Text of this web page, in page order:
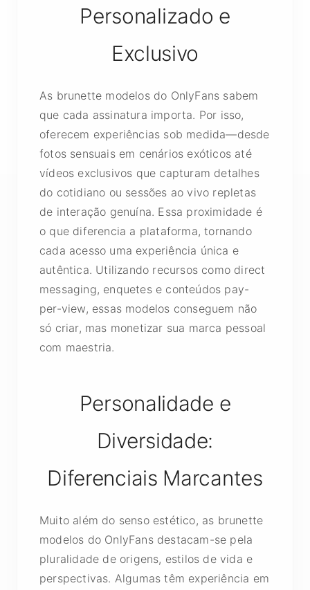
Personalizado e
Exclusivo
As brunette modelos do OnlyFans sabem
que cada assinatura importa. Por isso,
oferecem experiências sob medida—desde
fotos sensuais em cenários exóticos até
vídeos exclusivos que capturam detalhes
do cotidiano ou sessões ao vivo repletas
de interação genuína. Essa proximidade é
o que diferencia a plataforma, tornando
cada acesso uma experiência única e
autêntica. Utilizando recursos como direct
messaging, enquetes e conteúdos pay-
per-view, essas modelos conseguem não
só criar, mas monetizar sua marca pessoal
com maestria.
Personalidade e
Diversidade:
Diferenciais Marcantes
Muito além do senso estético, as brunette
modelos do OnlyFans destacam-se pela
pluralidade de origens, estilos de vida e
perspectivas. Algumas têm experiência em